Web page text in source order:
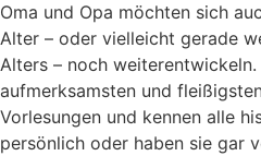
Oma und Opa möchten sich
Alter – oder vielleicht gerade
Alters – noch
aufmerksamsten und
Vorlesungen und kennen alle
persönlich oder haben sie gar